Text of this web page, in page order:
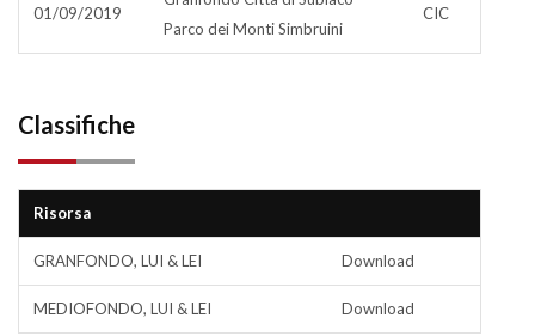
01/09/2019
Parco dei Monti Simbruini
CIC
Classifiche
Risorsa
GRANFONDO, LUI & LEI Download
MEDIOFONDO, LUI & LEI Download